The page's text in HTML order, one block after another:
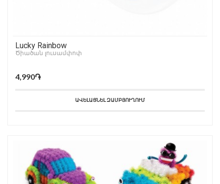
Lucky Rainbow
Ծիածան լուսամփոփ
4,990֏
ԱՎԵԼԱՑՆԵԼ ԶԱՄԲՅՈՒՂՈՒՄ